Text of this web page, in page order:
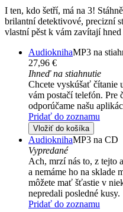
I ten, kdo šetří, má na 3!
brilantní detektivové, precizní
vlastní pěst k vám zavítají
AudioknihaMP3 na
27,96 €
Ihneď na stiahnutie
Chcete vyskúšať čítanie
vám postačí telefón. Pre
odporúčame našu
Pridať do zoznamu
Vložiť do košíka
AudioknihaMP3 na CD
Vypredané
Ach, mrzí nás to, z tejto
a nemáme ho na sklade
môžete mať šťastie v
nepredali posledné kusy.
Pridať do zoznamu